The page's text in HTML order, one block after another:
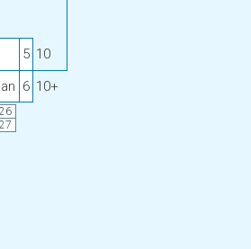
5 10
6 10+
26
27